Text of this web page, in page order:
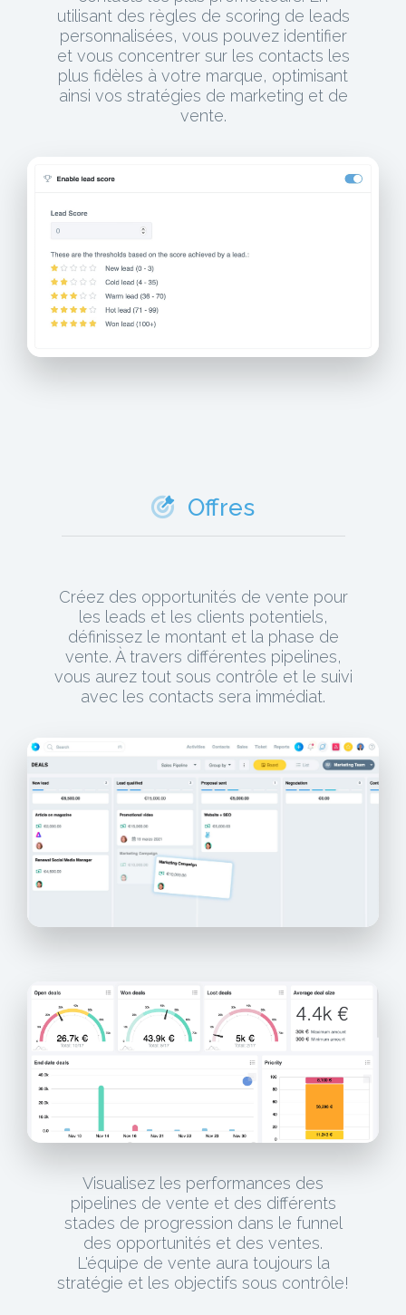
utilisant des règles de scoring de leads
personnalisées, vous pouvez identifier
et vous concentrer sur les contacts les
plus fidèles à votre marque, optimisant
ainsi vos stratégies de marketing et de
vente.
Offres
Créez des opportunités de vente pour
les leads et les clients potentiels,
définissez le montant et la phase de
vente. À travers différentes pipelines,
vous aurez tout sous contrôle et le suivi
avec les contacts sera immédiat.
Visualisez les performances des
pipelines de vente et des différents
stades de progression dans le funnel
des opportunités et des ventes.
L'équipe de vente aura toujours la
stratégie et les objectifs sous contrôle!